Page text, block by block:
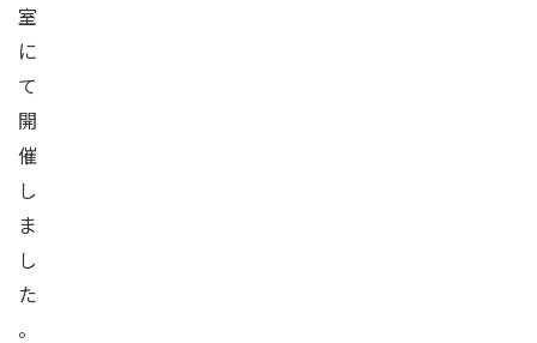
室
に
て
開
催
し
ま
し
た
。